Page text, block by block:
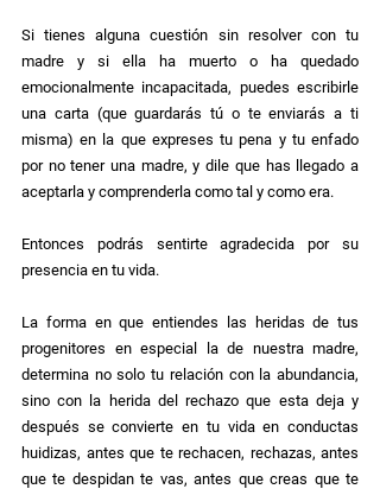
Si tienes alguna cuestión sin resolver con tu
madre y si ella ha muerto o ha quedado
emocionalmente incapacitada, puedes escribirle
una carta (que guardarás tú o te enviarás a ti
misma) en la que expreses tu pena y tu enfado
por no tener una madre, y dile que has llegado a
aceptarla y comprenderla como tal y como era.
Entonces podrás sentirte agradecida por su
presencia en tu vida.
La forma en que entiendes las heridas de tus
progenitores en especial la de nuestra madre,
determina no solo tu relación con la abundancia,
sino con la herida del rechazo que esta deja y
después se convierte en tu vida en conductas
huidizas, antes que te rechacen, rechazas, antes
que te despidan te vas, antes que creas que te